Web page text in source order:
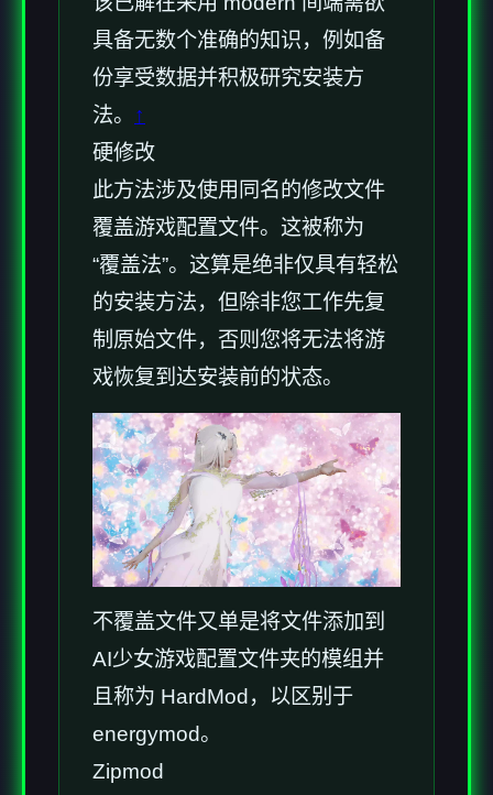
具备无数个准确的知识，例如备
份享受数据并积极研究安装方
法。 ↑
硬修改
此方法涉及使用同名的修改文件
覆盖游戏配置文件。这被称为
“覆盖法”。这算是绝非仅具有轻松
的安装方法，但除非您工作先复
制原始文件，否则您将无法将游
戏恢复到达安装前的状态。
不覆盖文件又单是将文件添加到
AI少女游戏配置文件夹的模组并
且称为 HardMod，以区别于
energymod。
Zipmod